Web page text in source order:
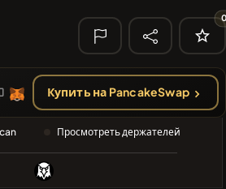
BullSync BULLSYNC
#1323
🔎
НЕДАВНИЙ
ПОИСК
❌Нет
недавних
монет
Купить на PancakeSwap
Просмотреть держателей